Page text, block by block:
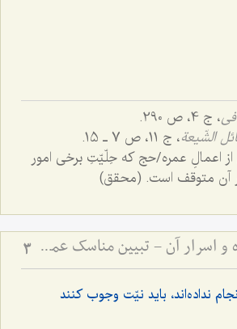
، ج 4، ص 290.
الشّیعة، ج 11، ص 7 ـ 15.
اعمالِ عمره/حج که حِلّیّتِ برخی امور
آن متوقف است. (محقق)
اعمال عمرۀ مفرده و اسرار آن - تبیین مناسک عمره و توضیح اماکن مکه و مدینه 3
نداده‌اند، باید نیّت وجوب کنند